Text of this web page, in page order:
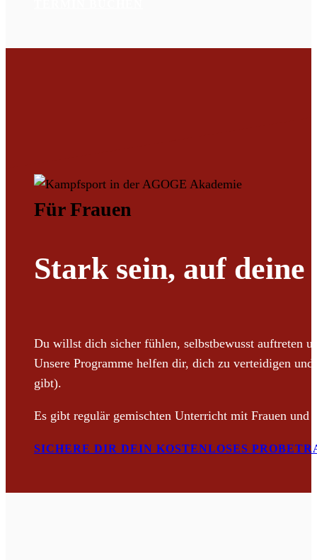
Für Frauen
Stark sein, auf
Du willst dich sicher fühlen, selbstbewusst auftreten
Unsere Programme helfen dir, dich zu verteidigen
gibt).
Es gibt regulär gemischten Unterricht mit Frauen und
SICHERE DIR DEIN KOSTENLOSES